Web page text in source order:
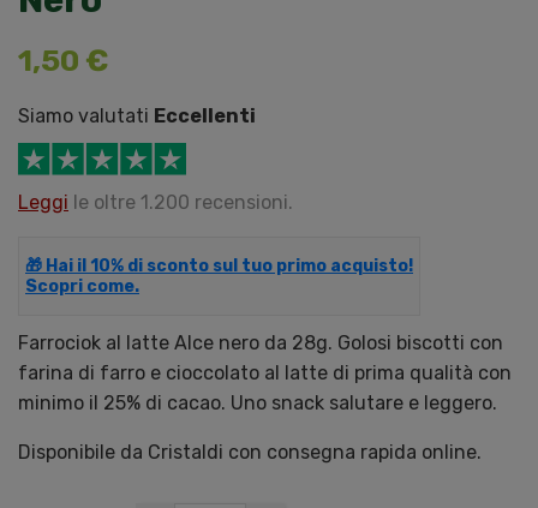
1,50 €
Siamo valutati Eccellenti
Leggi le oltre 1.200 recensioni.
🎁 Hai il 10% di sconto sul tuo primo acquisto!
Scopri come.
Farrociok al latte Alce nero da 28g. Golosi biscotti con
farina di farro e cioccolato al latte di prima qualità con
minimo il 25% di cacao. Uno snack salutare e leggero.
Disponibile da Cristaldi con consegna rapida online.